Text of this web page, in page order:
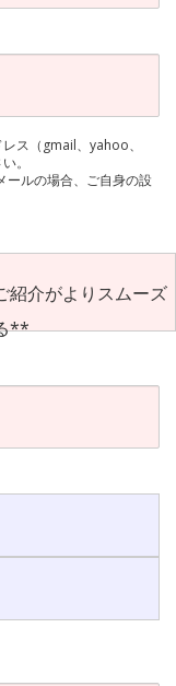
ス（gmail、yahoo、
。
ご自身の設
紹介がよりスムーズ
**